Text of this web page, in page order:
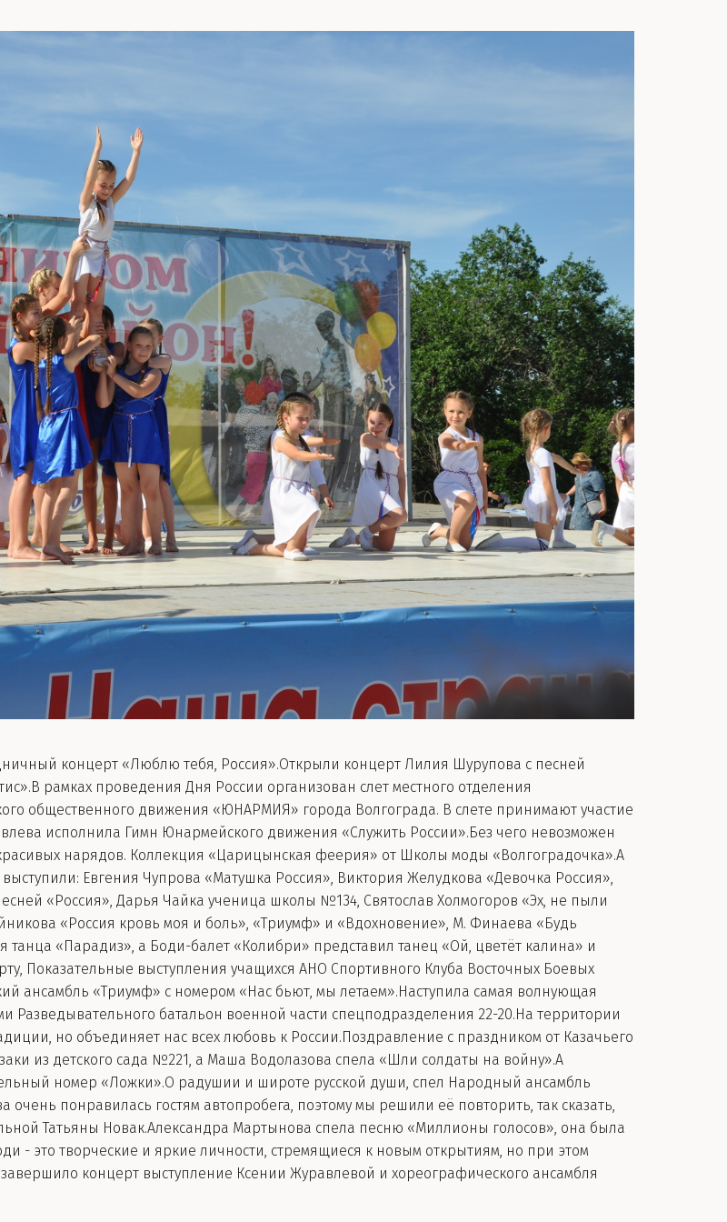
концерт «Люблю тебя, Россия».Открыли концерт Лилия Шурупова с песней
рамках проведения Дня России организован слет местного отделения
общественного движения «ЮНАРМИЯ» города Волгограда. В слете принимают участие
исполнила Гимн Юнармейского движения «Служить России».Без чего невозможен
нарядов. Коллекция «Царицынская феерия» от Школы моды «Волгоградочка».А
Евгения Чупрова «Матушка Россия», Виктория Желудкова «Девочка Россия»,
«Россия», Дарья Чайка ученица школы №134, Святослав Холмогоров «Эх, не пыли
«Россия кровь моя и боль», «Триумф» и «Вдохновение», М. Финаева «Будь
«Парадиз», а Боди-балет «Колибри» представил танец «Ой, цветёт калина» и
Показательные выступления учащихся АНО Спортивного Клуба Восточных Боевых
ансамбль «Триумф» с номером «Нас бьют, мы летаем».Наступила самая волнующая
Разведывательного батальон военной части спецподразделения 22-20.На территории
но объединяет нас всех любовь к России.Поздравление с праздником от Казачьего
из детского сада №221, а Маша Водолазова спела «Шли солдаты на войну».А
номер «Ложки».О радушии и широте русской души, спел Народный ансамбль
понравилась гостям автопробега, поэтому мы решили её повторить, так сказать,
Татьяны Новак.Александра Мартынова спела песню «Миллионы голосов», она была
это творческие и яркие личности, стремящиеся к новым открытиям, но при этом
концерт выступление Ксении Журавлевой и хореографического ансамбля